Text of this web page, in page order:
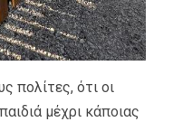
πολίτες, ότι οι
μέχρι κάποιας